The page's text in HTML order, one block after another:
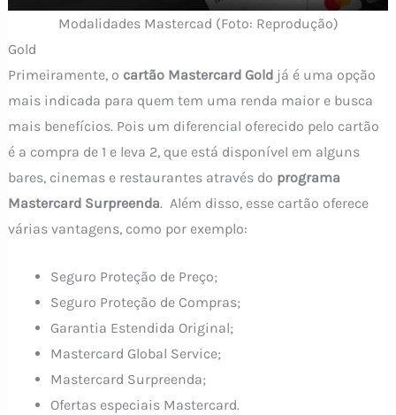
Modalidades Mastercad (Foto: Reprodução)
Gold
Primeiramente, o cartão Mastercard Goldjá é uma opção
mais indicada para quem tem uma renda maior e busca
mais benefícios. Pois um diferencial oferecido pelo cartão
é a compra de 1 e leva 2, que está disponível em alguns
bares, cinemas e restaurantes através do programa
Mastercard Surpreenda. Além disso, esse cartão oferece
várias vantagens, como por exemplo:
Seguro Proteção de Preço;
Seguro Proteção de Compras;
Garantia Estendida Original;
Mastercard Global Service;
Mastercard Surpreenda;
Ofertas especiais Mastercard.